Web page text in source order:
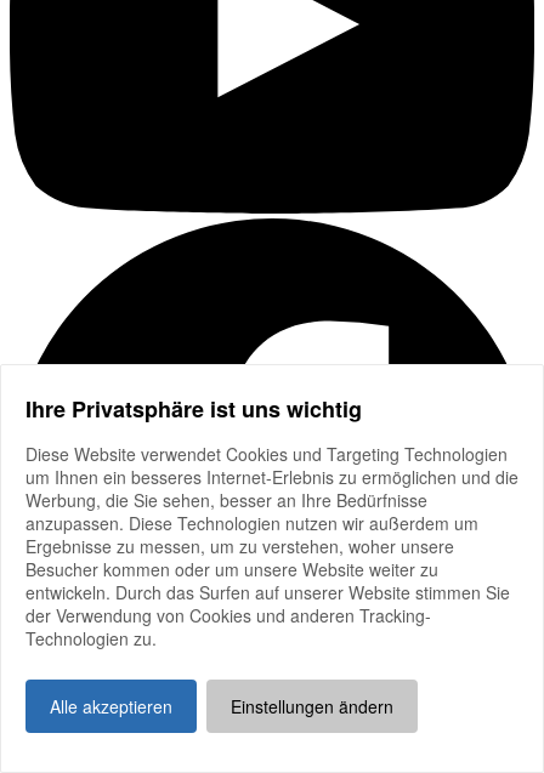
Ihre Privatsphäre ist uns wichtig
Diese Website verwendet Cookies und Targeting Technologien
um Ihnen ein besseres Internet-Erlebnis zu ermöglichen und die
Werbung, die Sie sehen, besser an Ihre Bedürfnisse
anzupassen. Diese Technologien nutzen wir außerdem um
Ergebnisse zu messen, um zu verstehen, woher unsere
Besucher kommen oder um unsere Website weiter zu
entwickeln. Durch das Surfen auf unserer Website stimmen Sie
der Verwendung von Cookies und anderen Tracking-
Technologien zu.
Alle akzeptieren Einstellungen ändern